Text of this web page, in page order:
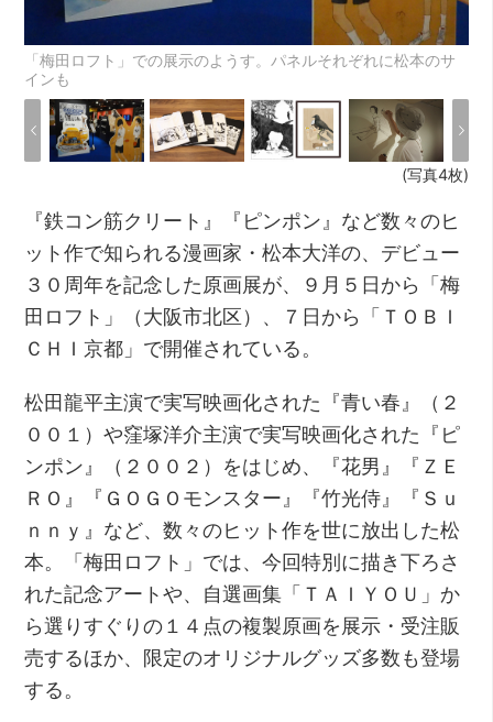
「梅田ロフト」での展示のようす。パネルそれぞれに松本のサ
インも
(写真4枚)
『鉄コン筋クリート』『ピンポン』など数々のヒ
ット作で知られる漫画家・松本大洋の、デビュー
３０周年を記念した原画展が、９月５日から「梅
田ロフト」（大阪市北区）、７日から「ＴＯＢＩ
ＣＨＩ京都」で開催されている。
松田龍平主演で実写映画化された『青い春』（２
００１）や窪塚洋介主演で実写映画化された『ピ
ンポン』（２００２）をはじめ、『花男』『ＺＥ
ＲＯ』『ＧＯＧＯモンスター』『竹光侍』『Ｓｕ
ｎｎｙ』など、数々のヒット作を世に放出した松
本。「梅田ロフト」では、今回特別に描き下ろさ
れた記念アートや、自選画集「ＴＡＩＹＯＵ」か
ら選りすぐりの１４点の複製原画を展示・受注販
売するほか、限定のオリジナルグッズ多数も登場
する。